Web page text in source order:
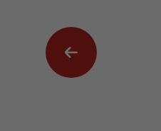
Vorherig